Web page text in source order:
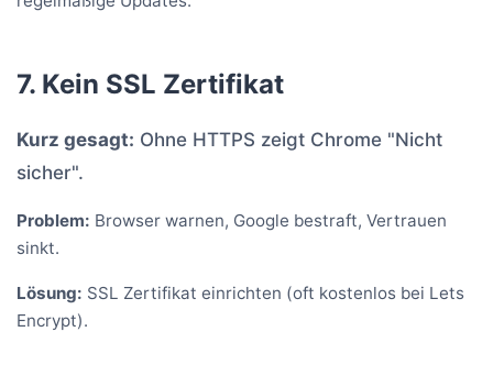
7. Kein SSL Zertifikat
Kurz gesagt: Ohne HTTPS zeigt Chrome "Nicht
sicher".
Problem: Browser warnen, Google bestraft, Vertrauen
sinkt.
Lösung: SSL Zertifikat einrichten (oft kostenlos bei Lets
Encrypt).